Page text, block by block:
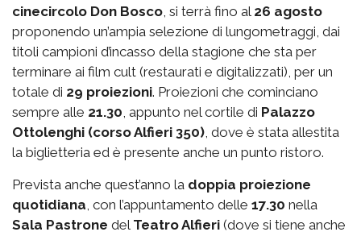
cinecircolo Don Bosco , si terrà fino al 26 agosto
proponendo un’ampia selezione di lungometraggi, dai
titoli campioni d’incasso della stagione che sta per
terminare ai film cult (restaurati e digitalizzati), per un
totale di 29 proiezioni. Proiezioni che cominciano
sempre alle 21.30 , appunto nel cortile di Palazzo
Ottolenghi (corso Alfieri 350) , dove è stata allestita
la biglietteria ed è presente anche un punto ristoro.
Prevista anche quest’anno la doppia proiezione
quotidiana , con l’appuntamento delle 17.30 nella
Sala Pastrone del Teatro Alfieri (dove si tiene anche